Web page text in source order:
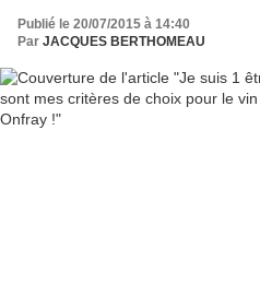
Publié le 20/07/2015 à 14:40
Par JACQUES BERTHOMEAU